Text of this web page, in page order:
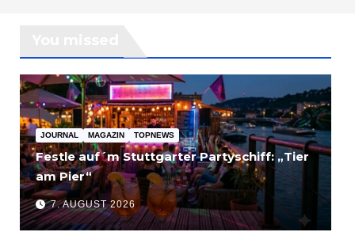
JOURNAL MAGAZIN TOPNEWS
Festle auf´m Stuttgarter Partyschiff: „Tier
am Pier“
7. AUGUST 2026